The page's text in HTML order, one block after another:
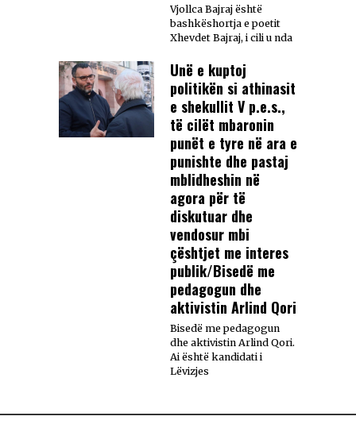
Vjollca Bajraj është
bashkëshortja e poetit
Xhevdet Bajraj, i cili u nda
Unë e kuptoj
politikën si athinasit
e shekullit V p.e.s.,
të cilët mbaronin
punët e tyre në ara e
punishte dhe pastaj
mblidheshin në
agora për të
diskutuar dhe
vendosur mbi
çështjet me interes
publik/Bisedë me
pedagogun dhe
aktivistin Arlind Qori
Bisedë me pedagogun
dhe aktivistin Arlind Qori.
Ai është kandidati i
Lëvizjes